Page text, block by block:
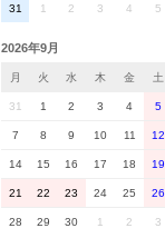
31 1 2 3 4 5
2026年9月
月 火 水 木 金 土
31 1 2 3 4 5
7 8 9 10 11 12
14 15 16 17 18 19
21 22 23 24 25 26
28 29 30 1 2 3